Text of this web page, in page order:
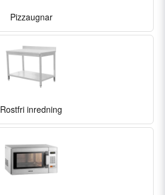
Pizzaugnar
Rostfri inredning